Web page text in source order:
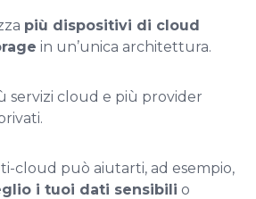
più dispositivi di cloud
in un’unica architettura.
servizi cloud e più provider
cloud può aiutarti, ad esempio,
i tuoi dati sensibili o